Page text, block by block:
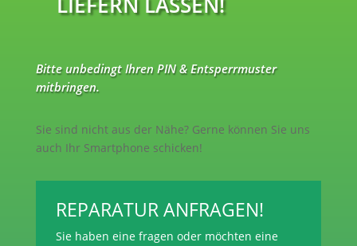
Bitte unbedingt Ihren PIN & Entsperrmuster
mitbringen.
Sie sind nicht aus der Nähe? Gerne können Sie uns
auch Ihr Smartphone schicken!
REPARATUR ANFRAGEN!
Sie haben eine fragen oder möchten eine